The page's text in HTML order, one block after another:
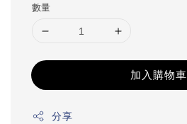
數量
加入購物車
分享